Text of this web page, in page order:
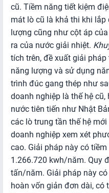
cũ. Tiềm năng tiết kiệm
mát lò cũ là khả thi khi
lượng cũng như cột áp
ra của nước giải nhiệt.
tích trên, đề xuất giải
năng lượng và sử dụng
trình đúc gang thép như
doanh nghiệp là thế hệ
nước tiên tiến như Nhật
các lò trung tần thế hệ
doanh nghiệp xem xét
cao. Giải pháp này có
1.266.720 kwh/năm. Quy
tấn/năm. Giải pháp này
hoàn vốn giản đơn dài, có